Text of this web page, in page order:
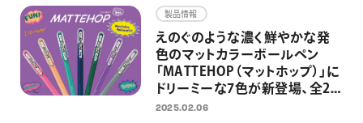
色展開に
製品情報
えのぐのような濃く鮮やかな発
色のマットカラーボールペン
「MATTEHOP（マットホップ）」に
ドリーミーな7色が新登場、全21
色展開に 「文房具屋さん大賞
2025.02.06